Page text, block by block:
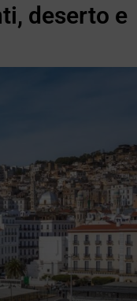
deserto e